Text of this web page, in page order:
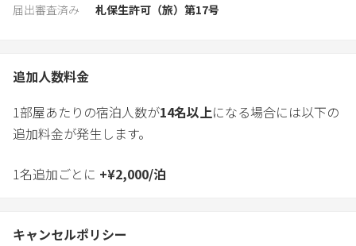
届出審査済み
札保生許可（旅）第17号
追加人数料金
1部屋あたりの宿泊人数が14名以上になる場合には以下の
追加料金が発生します。
1名追加ごとに +¥2,000/泊
キャンセルポリシー